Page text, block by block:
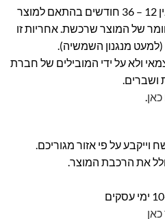
חברת לה גן מעניקה אחריות בין 12 – 36 חודשים בהתאם למוצר
של המוצר שרכשת. אחריות זו
(למעט מנגנון השמשיה).
ולא על ידי המובילים של חברת
ושברים.
.
את הרכבת המוצר.